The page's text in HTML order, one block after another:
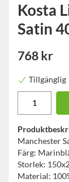
Kosta
Satin
768 kr
Tillgänglig
Manchester
Färg:
Storlek:
Material: